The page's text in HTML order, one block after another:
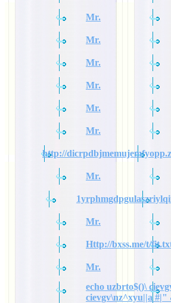
Mr.
Mr.
Mr.
Mr.
Mr.
Mr.
http://
Mr.
Mr.
Http://bxss.me/t/
Mr.
echo uzbrto$()\
cievgv\nz^xyu||a #|"